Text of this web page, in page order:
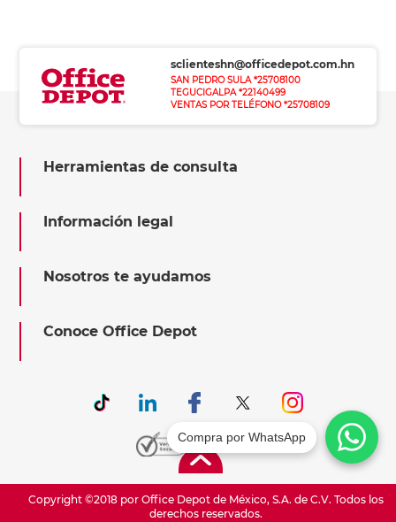
sclienteshn@officedepot.com.hn
SAN PEDRO SULA *25708100
TEGUCIGALPA *22140499
VENTAS POR TELÉFONO *25708109
Herramientas de consulta
Información legal
Nosotros te ayudamos
Conoce Office Depot
Copyright ©2018 por Office Depot de México, S.A. de C.V. Todos los
derechos reservados.
Compra por WhatsApp